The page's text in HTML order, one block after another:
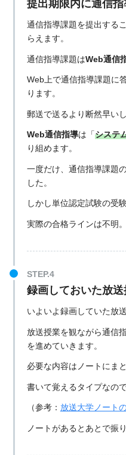
提出期限内に通信
通信指導課題を提出する
らえます。
通信指導課題はWeb通信
Web上で通信指導課題に
ります。
郵送で送るより断然早い
Web通信指導は「システ
り組めます。
一度だけ、通信指導課題
した。
しかし単位認定試験の受
実際の合格ラインは不明。
録画しておいた放
いよいよ録画していた放
放送授業を観ながら通信
を進めていきます。
必要な内容はノートにま
書いて覚えるタイプなの
（参考： 放送大学ノート
ノートがあるとあとで振